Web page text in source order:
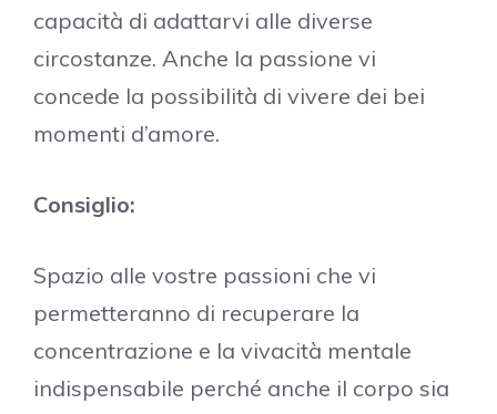
capacità di adattarvi alle diverse
circostanze. Anche la passione vi
concede la possibilità di vivere dei bei
momenti d’amore.
Consiglio:
Spazio alle vostre passioni che vi
permetteranno di recuperare la
concentrazione e la vivacità mentale
indispensabile perché anche il corpo sia